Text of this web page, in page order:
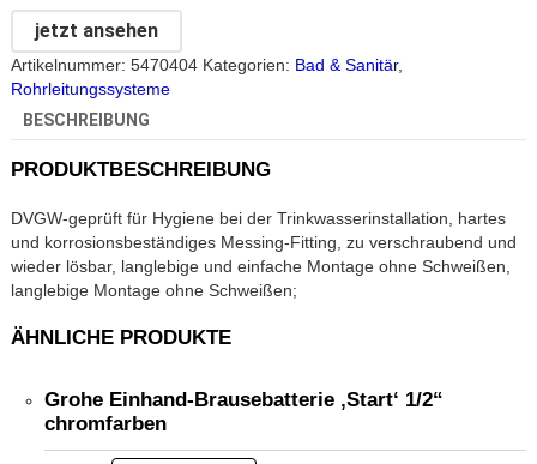
jetzt ansehen
Artikelnummer: 5470404 Kategorien: Bad & Sanitär,
Rohrleitungssysteme
BESCHREIBUNG
PRODUKTBESCHREIBUNG
DVGW-geprüft für Hygiene bei der Trinkwasserinstallation, hartes
und korrosionsbeständiges Messing-Fitting, zu verschraubend und
wieder lösbar, langlebige und einfache Montage ohne Schweißen,
langlebige Montage ohne Schweißen;
ÄHNLICHE PRODUKTE
Grohe Einhand-Brausebatterie ‚Start‘ 1/2“
chromfarben